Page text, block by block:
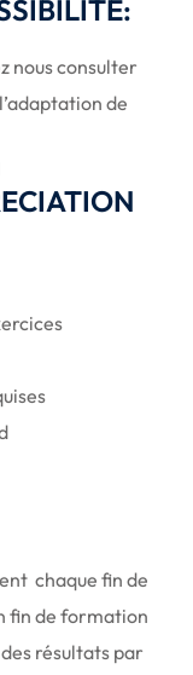
nous consulter
de
chaque fin de
fin de formation
résultats par